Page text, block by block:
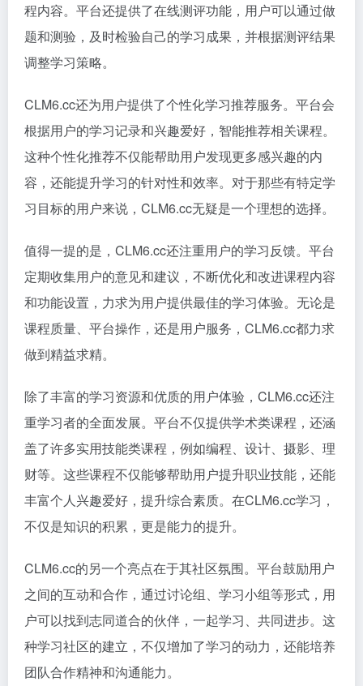
程内容。平台还提供了在线测评功能，用户可以通过做
题和测验，及时检验自己的学习成果，并根据测评结果
调整学习策略。
CLM6.cc还为用户提供了个性化学习推荐服务。平台会
根据用户的学习记录和兴趣爱好，智能推荐相关课程。
这种个性化推荐不仅能帮助用户发现更多感兴趣的内
容，还能提升学习的针对性和效率。对于那些有特定学
习目标的用户来说，CLM6.cc无疑是一个理想的选择。
值得一提的是，CLM6.cc还注重用户的学习反馈。平台
定期收集用户的意见和建议，不断优化和改进课程内容
和功能设置，力求为用户提供最佳的学习体验。无论是
课程质量、平台操作，还是用户服务，CLM6.cc都力求
做到精益求精。
除了丰富的学习资源和优质的用户体验，CLM6.cc还注
重学习者的全面发展。平台不仅提供学术类课程，还涵
盖了许多实用技能类课程，例如编程、设计、摄影、理
财等。这些课程不仅能够帮助用户提升职业技能，还能
丰富个人兴趣爱好，提升综合素质。在CLM6.cc学习，
不仅是知识的积累，更是能力的提升。
CLM6.cc的另一个亮点在于其社区氛围。平台鼓励用户
之间的互动和合作，通过讨论组、学习小组等形式，用
户可以找到志同道合的伙伴，一起学习、共同进步。这
种学习社区的建立，不仅增加了学习的动力，还能培养
团队合作精神和沟通能力。